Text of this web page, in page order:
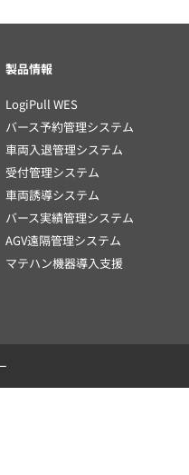
製品情報
LogiPull WES
バース予約管理システム
車両入退管理システム
受付管理システム
車両誘導システム
バース実績管理システム
AGV遠隔管理システム
マテハン機器導入支援